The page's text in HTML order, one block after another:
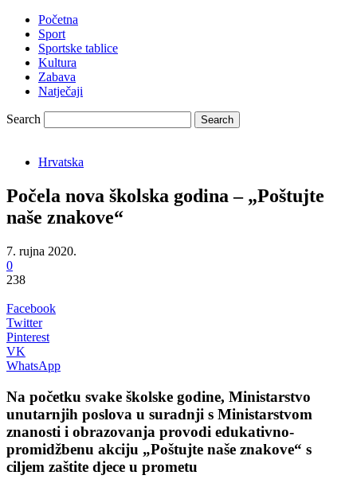
Početna
Sport
Sportske tablice
Kultura
Zabava
Natječaji
Search
Hrvatska
Počela nova školska godina – „Poštujte
naše znakove“
7. rujna 2020.
0
238
Facebook
Twitter
Pinterest
VK
WhatsApp
Na početku svake školske godine, Ministarstvo
unutarnjih poslova u suradnji s Ministarstvom
znanosti i obrazovanja provodi edukativno-
promidžbenu akciju „Poštujte naše znakove“ s
ciljem zaštite djece u prometu